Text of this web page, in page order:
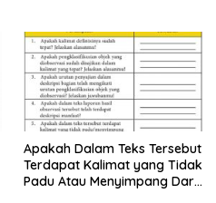
Apakah Dalam Teks Tersebut
Terdapat Kalimat yang Tidak
Padu Atau Menyimpang Dari